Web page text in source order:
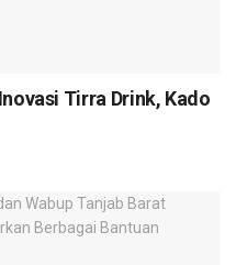
Tirra Drink, Kado